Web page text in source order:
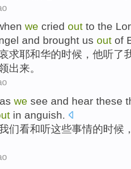
we cried out to the
and brought us out of
求耶和华的时候 ， 他听了
出来。
as we see and hear these
in anguish.
们看和听这些事情的时候